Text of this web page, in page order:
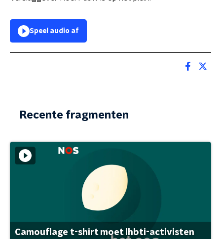
Speel audio af
Recente fragmenten
Camouflage t-shirt moet lhbti-activisten